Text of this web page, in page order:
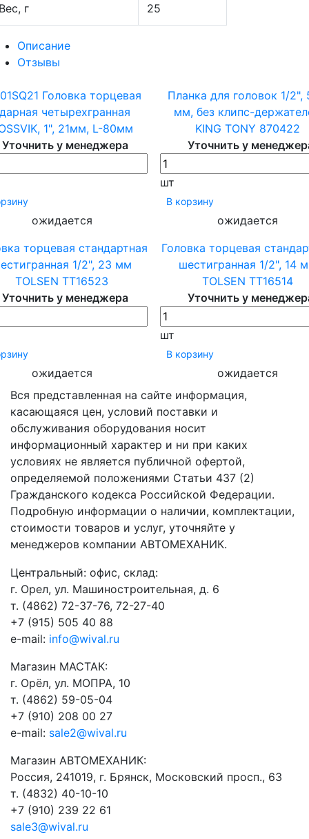
г 25
Описание
Отзывы
Головка торцевая
четырехгранная
1", 21мм, L-80мм
Уточнить у менеджера
ожидается
Планка для головок 1/2",
мм, без клипс-
KING TONY 870422
Уточнить у
шт
В корзину
ожидается
торцевая стандартная
1/2", 23 мм
TOLSEN TT16523
Уточнить у менеджера
ожидается
Головка торцевая
шестигранная 1/2", 14
TOLSEN TT16514
Уточнить у
шт
В корзину
ожидается
Вся представленная на сайте информация,
касающаяся цен, условий поставки и
обслуживания оборудования носит
информационный характер и ни при каких
условиях не является публичной офертой,
определяемой положениями Статьи 437 (2)
Гражданского кодекса Российской Федерации.
Подробную информации о наличии, комплектации,
стоимости товаров и услуг, уточняйте у
менеджеров компании АВТОМЕХАНИК.
​Центральный: офис, склад:
г. Орел, ул. Машиностроительная, д. 6
т. (4862) 72-37-76, 72-27-40
+7 (915) 505 40 88
e-mail: info@wival.ru
Магазин МАСТАК:
г. Орёл, ул. МОПРА, 10
т. (4862) 59-05-04
+7 (910) 208 00 27
e-mail: sale2@wival.ru
Магазин АВТОМЕХАНИК:
Россия, 241019, г. Брянск, Московский просп., 63
т. (4832) 40-10-10
+7 (910) 239 22 61
sale3@wival.ru